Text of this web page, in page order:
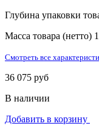
Глубина упаковки
Масса товара (нетто)
Смотреть все
36 075 руб
В наличии
Добавить в корзину